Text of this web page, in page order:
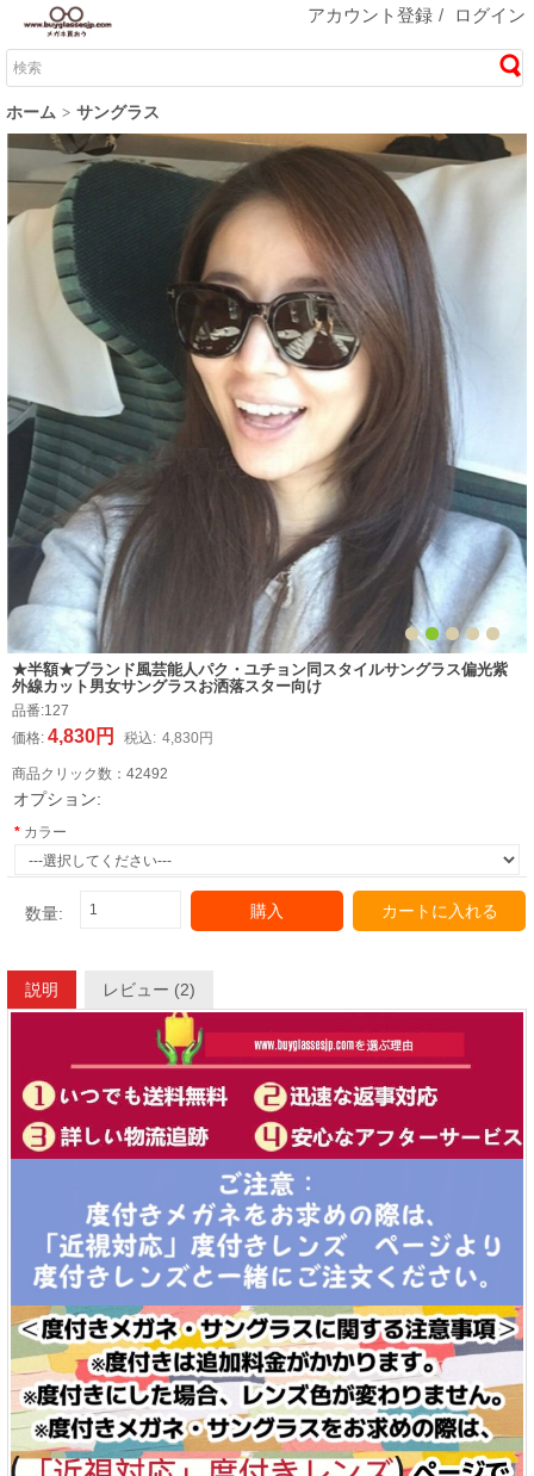
アカウント登録 / ログイン
ホーム サングラス
★半額★ブランド風芸能人パク・ユチョン同スタイルサングラス偏光紫
外線カット男女サングラスお洒落スター向け
品番:127
価格: 4,830円 税込: 4,830円
商品クリック数： 42492
オプション:
カラー
数量: 購入 カートに入れる
説明 レビュー (2)